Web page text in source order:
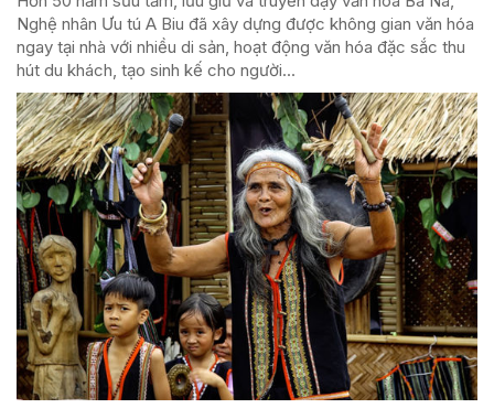
Nghệ nhân Ưu tú A Biu đã xây dựng được không gian văn hóa
ngay tại nhà với nhiều di sản, hoạt động văn hóa đặc sắc thu
hút du khách, tạo sinh kế cho người...